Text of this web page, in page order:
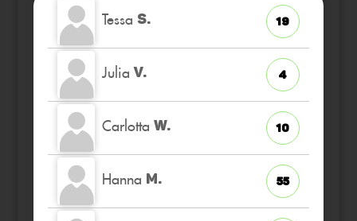
Tessa S. 19
Julia V. 4
Carlotta W. 10
Hanna M. 55